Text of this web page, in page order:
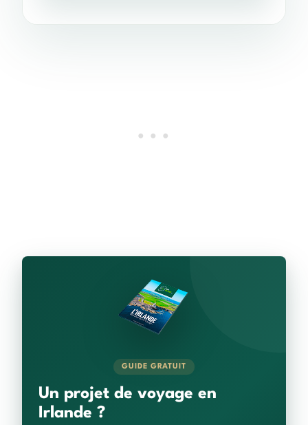
GUIDE GRATUIT
Un projet de voyage en
Irlande ?